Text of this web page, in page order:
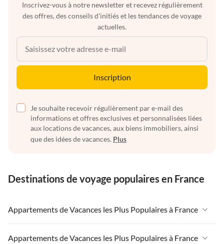
Inscrivez-vous à notre newsletter et recevez régulièrement
des offres, des conseils d'initiés et les tendances de voyage
actuelles.
Inscription
Je souhaite recevoir régulièrement par e-mail des
informations et offres exclusives et personnalisées liées
aux locations de vacances, aux biens immobiliers, ainsi
que des idées de vacances. Plus
Destinations de voyage populaires en France
Appartements de Vacances les Plus Populaires à France
Appartements de Vacances à France
Appartements de Vacances les Plus Populaires à France